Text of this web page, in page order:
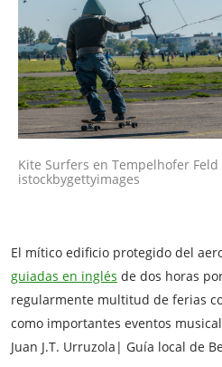
Kite Surfers en Tempelhofer
istockbygettyimages
El mítico edificio protegido del
guiadas en inglés de dos horas
regularmente multitud de ferias
como importantes eventos
Juan J.T. Urruzola| Guía local de